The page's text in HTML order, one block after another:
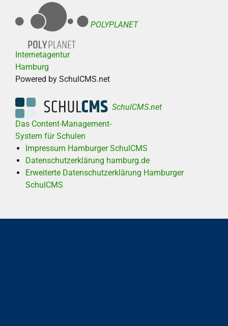
POLYPLANET
Internetagentur
Hamburg
Powered by SchulCMS.net
SchulCMS.net
Das Content-Management-
System für Schulen
Impressum Hamburger SchulCMS
Datenschutzerklärung hamburg.de
Erweiterte Datenschutzerklärung Hamburger
SchulCMS